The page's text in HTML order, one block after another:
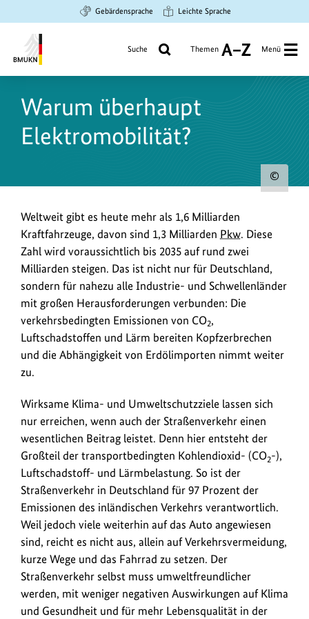
Hauptinhalt
springen
Suche
springen
Hauptnavigation
springen
Gebärdensprache Leichte Sprache
Umwelt,
Naturschutz
Sicherheit
Suche Themen
A
Z
Menü
Warum überhaupt
Elektromobilität?
Weltweit gibt es heute mehr als 1,6 Milliarden
Kraftfahrzeuge, davon sind 1,3 Milliarden Pkw. Diese
Zahl wird voraussichtlich bis 2035 auf rund zwei
Milliarden steigen. Das ist nicht nur für Deutschland,
sondern für nahezu alle Industrie- und Schwellenländer
mit großen Herausforderungen verbunden: Die
verkehrsbedingten Emissionen von CO2,
Luftschadstoffen und Lärm bereiten Kopfzerbrechen
und die Abhängigkeit von Erdölimporten nimmt weiter
zu.
Wirksame Klima- und Umweltschutzziele lassen sich
nur erreichen, wenn auch der Straßenverkehr einen
wesentlichen Beitrag leistet. Denn hier entsteht der
Großteil der transportbedingten Kohlendioxid- (CO2-),
Luftschadstoff- und Lärmbelastung. So ist der
Straßenverkehr in Deutschland für 97 Prozent der
Emissionen des inländischen Verkehrs verantwortlich.
Weil jedoch viele weiterhin auf das Auto angewiesen
sind, reicht es nicht aus, allein auf Verkehrsvermeidung,
kurze Wege und das Fahrrad zu setzen. Der
Straßenverkehr selbst muss umweltfreundlicher
werden, mit weniger negativen Auswirkungen auf Klima
und Gesundheit und für mehr Lebensqualität in der